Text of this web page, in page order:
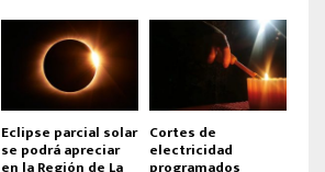
Eclipse parcial solar
se podrá apreciar
Cortes de
electricidad